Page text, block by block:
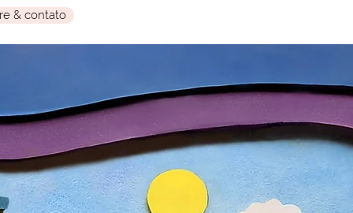
& contato